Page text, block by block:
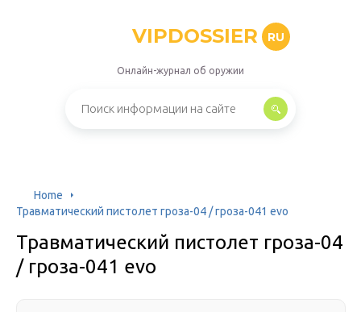
VIPDOSSIER RU
Онлайн-журнал об оружии
Home
Травматический пистолет гроза-04 / гроза-041 evo
Травматический пистолет гроза-04
/ гроза-041 evo